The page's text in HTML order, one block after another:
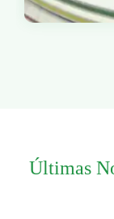
Últimas